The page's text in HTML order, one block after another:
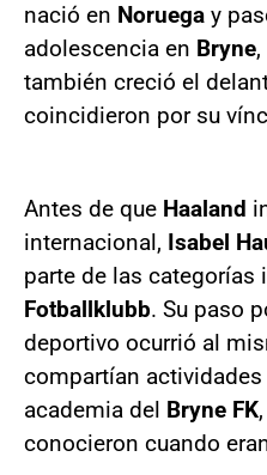
nació en Noruega y
adolescencia en Bryne
también creció el
coincidieron por su
Antes de que Haaland
internacional, Isabel
parte de las categorías
Fotballklubb. Su paso
deportivo ocurrió al
compartían
academia del Bryne FK
conocieron cuando